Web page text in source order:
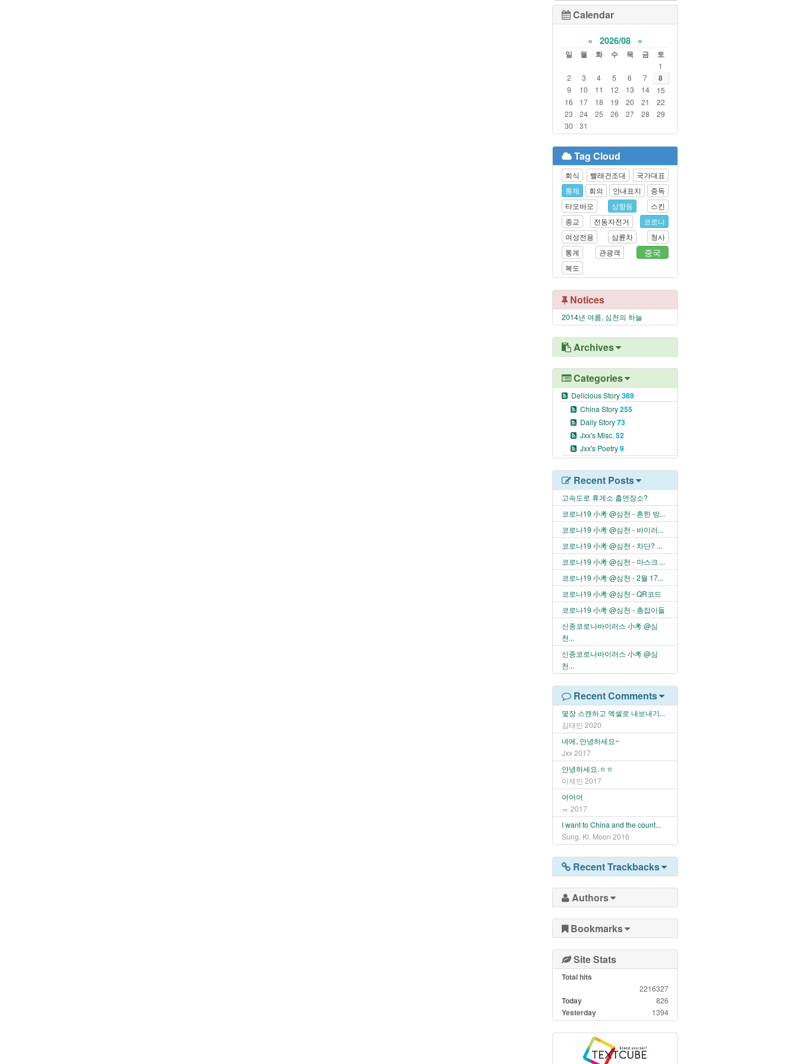
Calendar
« 2026/08 »
일 월 화 수 목 금 토
1
2
3 4 5 6 7 8
9 10 11 12 13 14
15
16
17 18 19 20 21
22
23
24 25 26 27 28
29
30
31
Tag Cloud
회식 빨래건조대
국가대표
통제
회의 안내표지
중독
타오바오
상향등
스킨
종교
전동자전거
코로나
여성전용
삼륜차
청사
통계
관광객 중국
복도
Notices
2014년 여름, 심천의 하늘
Archives
Categories
Delicious Story389
China Story255
Daily Story73
Jxx's Misc. 52
Jxx's Poetry9
Recent Posts
고속도로 휴게소 흡연장소?
코로나19 小考 @심천 - 흔한 방...
코로나19 小考 @심천 - 바이러...
코로나19 小考 @심천 - 차단? ...
코로나19 小考 @심천 - 마스크 ...
코로나19 小考 @심천 - 2월 17...
코로나19 小考 @심천 - QR코드
코로나19 小考 @심천 - 총잡이들
신종코로나바이러스 小考 @심
천...
신종코로나바이러스 小考 @심
천...
Recent Comments
몇장 스캔하고 엑셀로 내보내기...
김태민 2020
네에, 안녕하세요~
Jxx 2017
안녕하세요.ㅎㅎ
이제민 2017
어어어
ㅠ 2017
I want to China and the count...
Sung. Ki. Moon 2016
Recent Trackbacks
Authors
Bookmarks
Site Stats
Total hits
2216327
Today 826
Yesterday 1394